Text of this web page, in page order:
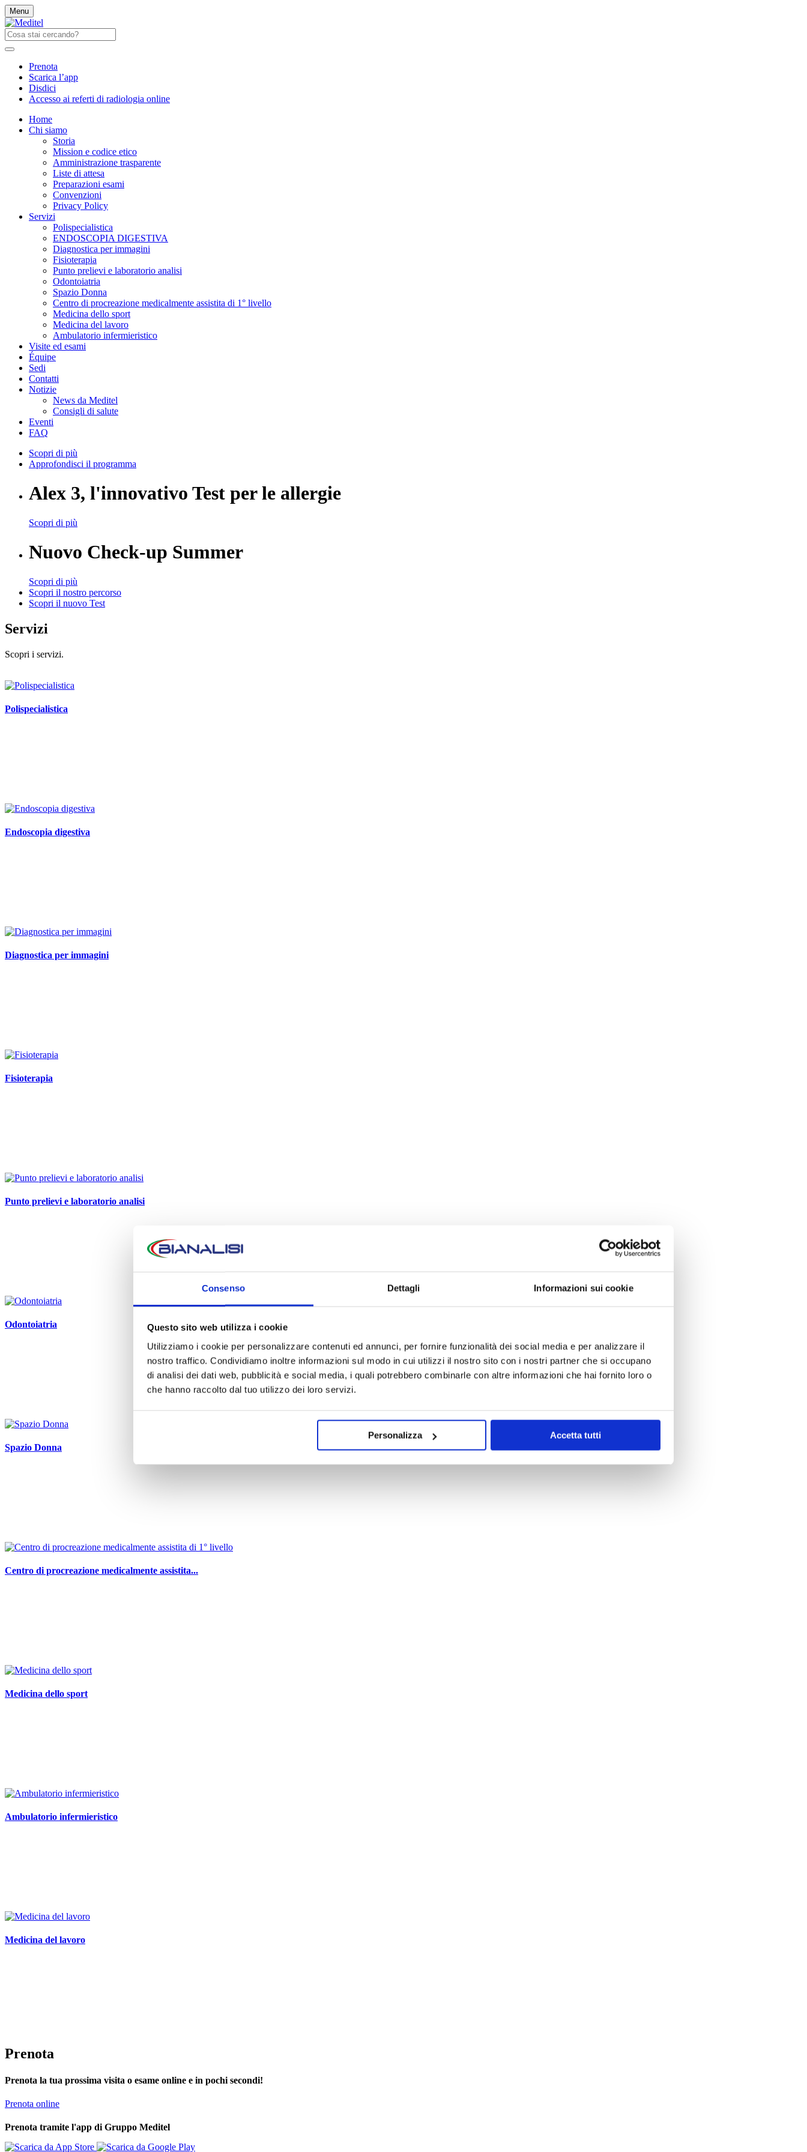
Consenso Dettagli Informazioni sui cookie
Questo sito web utilizza i cookie
Utilizziamo i cookie per personalizzare contenuti ed annunci, per fornire funzionalità dei social media e per analizzare il
nostro traffico. Condividiamo inoltre informazioni sul modo in cui utilizzi il nostro sito con i nostri partner che si occupano
di analisi dei dati web, pubblicità e social media, i quali potrebbero combinarle con altre informazioni che hai fornito loro o
che hanno raccolto dal tuo utilizzo dei loro servizi.
Personalizza Accetta tutti
Menu
Prenota
Scarica l’app
Disdici
Accesso ai referti di radiologia online
Home
Chi siamo
Storia
Mission e codice etico
Amministrazione trasparente
Liste di attesa
Preparazioni esami
Convenzioni
Privacy Policy
Servizi
Polispecialistica
ENDOSCOPIA DIGESTIVA
Diagnostica per immagini
Fisioterapia
Punto prelievi e laboratorio analisi
Odontoiatria
Spazio Donna
Centro di procreazione medicalmente assistita di 1° livello
Medicina dello sport
Medicina del lavoro
Ambulatorio infermieristico
Visite ed esami
Équipe
Sedi
Contatti
Notizie
News da Meditel
Consigli di salute
Eventi
FAQ
Scopri di più
Approfondisci il programma
Alex 3, l'innovativo Test per le allergie
Scopri di più
Nuovo Check-up Summer
Scopri di più
Scopri il nostro percorso
Scopri il nuovo Test
Servizi
Scopri i servizi.
Polispecialistica
Endoscopia digestiva
Diagnostica per immagini
Fisioterapia
Punto prelievi e laboratorio analisi
Odontoiatria
Spazio Donna
Centro di procreazione medicalmente assistita...
Medicina dello sport
Ambulatorio infermieristico
Medicina del lavoro
Prenota
Prenota la tua prossima visita o esame online e in pochi secondi!
Prenota online
Prenota tramite l'app di Gruppo Meditel